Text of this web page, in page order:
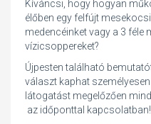
Kíváncsi, hogy hogyan
élőben egy felfújt
medencéinket vagy a 3 féle
vízicsoppereket?
Újpesten található
választ kaphat
látogatást megelőzően
az időponttal kapcsolatban!